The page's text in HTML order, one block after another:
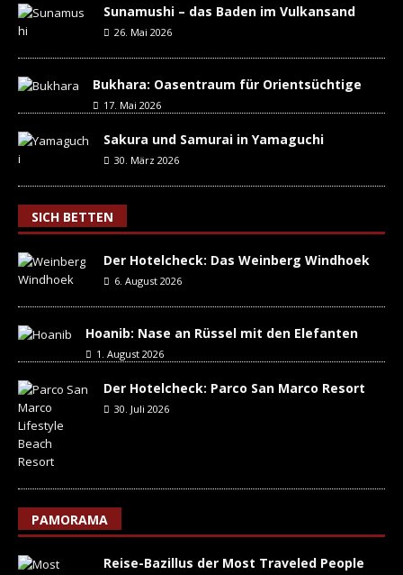
Sunamushi – das Baden im Vulkansand
26. Mai 2026
Bukhara: Oasentraum für Orientsüchtige
17. Mai 2026
Sakura und Samurai in Yamaguchi
30. März 2026
SICH BETTEN
Der Hotelcheck: Das Weinberg Windhoek
6. August 2026
Hoanib: Nase an Rüssel mit den Elefanten
1. August 2026
Der Hotelcheck: Parco San Marco Resort
30. Juli 2026
PAMORAMA
Reise-Bazillus der Most Traveled People